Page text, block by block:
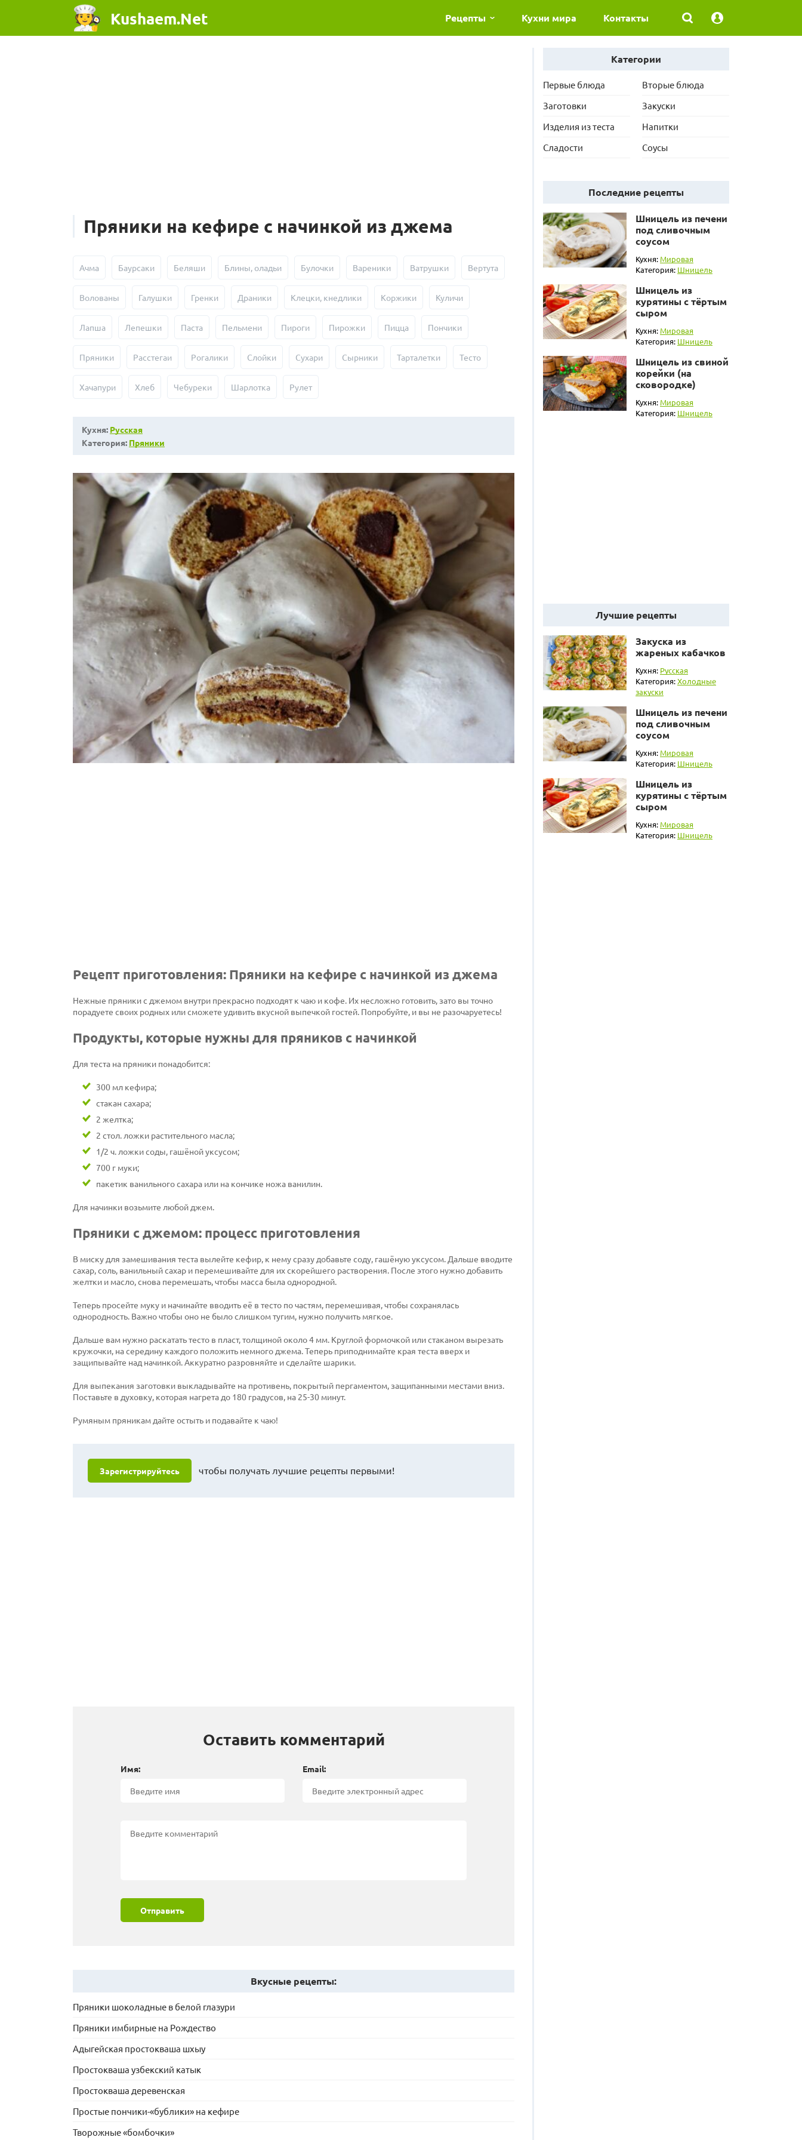
Kushaem.Net Рецепты Кухни мира Контакты
Пряники на кефире с начинкой из джема
Ачма Баурсаки Беляши Блины, оладьи Булочки Вареники Ватрушки Вертута
Волованы Галушки Гренки Драники Клецки, кнедлики Коржики Куличи
Лапша Лепешки Паста Пельмени Пироги Пирожки Пицца Пончики
Пряники Расстегаи Рогалики Слойки Сухари Сырники Тарталетки Тесто
Хачапури Хлеб Чебуреки Шарлотка Рулет
Кухня: Русская
Категория: Пряники
Рецепт приготовления: Пряники на кефире с начинкой из джема
Нежные пряники с джемом внутри прекрасно подходят к чаю и кофе. Их несложно готовить, зато вы точно
порадуете своих родных или сможете удивить вкусной выпечкой гостей. Попробуйте, и вы не разочаруетесь!
Продукты, которые нужны для пряников с начинкой
Для теста на пряники понадобится:
300 мл кефира;
стакан сахара;
2 желтка;
2 стол. ложки растительного масла;
1/2 ч. ложки соды, гашёной уксусом;
700 г муки;
пакетик ванильного сахара или на кончике ножа ванилин.
Для начинки возьмите любой джем.
Пряники с джемом: процесс приготовления
В миску для замешивания теста вылейте кефир, к нему сразу добавьте соду, гашёную уксусом. Дальше вводите
сахар, соль, ванильный сахар и перемешивайте для их скорейшего растворения. После этого нужно добавить
желтки и масло, снова перемешать, чтобы масса была однородной.
Теперь просейте муку и начинайте вводить её в тесто по частям, перемешивая, чтобы сохранялась
однородность. Важно чтобы оно не было слишком тугим, нужно получить мягкое.
Дальше вам нужно раскатать тесто в пласт, толщиной около 4 мм. Круглой формочкой или стаканом вырезать
кружочки, на середину каждого положить немного джема. Теперь приподнимайте края теста вверх и
защипывайте над начинкой. Аккуратно разровняйте и сделайте шарики.
Для выпекания заготовки выкладывайте на противень, покрытый пергаментом, защипанными местами вниз.
Поставьте в духовку, которая нагрета до 180 градусов, на 25-30 минут.
Румяным пряникам дайте остыть и подавайте к чаю!
Зарегистрируйтесь чтобы получать лучшие рецепты первыми!
Оставить комментарий
Имя: Email:
Отправить
Вкусные рецепты:
Пряники шоколадные в белой глазури
Пряники имбирные на Рождество
Адыгейская простокваша шхыу
Простокваша узбекский катык
Простокваша деревенская
Простые пончики-«бублики» на кефире
Творожные «бомбочки»
Категории
Первые блюда
Вторые блюда
Заготовки
Закуски
Изделия из теста
Напитки
Сладости
Соусы
Последние рецепты
Шницель из печени
под сливочным
соусом
Кухня: Мировая
Категория: Шницель
Шницель из
курятины с тёртым
сыром
Кухня: Мировая
Категория: Шницель
Шницель из свиной
корейки (на
сковородке)
Кухня: Мировая
Категория: Шницель
Лучшие рецепты
Закуска из
жареных кабачков
Кухня: Русская
Категория:Холодные
закуски
Шницель из печени
под сливочным
соусом
Кухня: Мировая
Категория: Шницель
Шницель из
курятины с тёртым
сыром
Кухня: Мировая
Категория: Шницель